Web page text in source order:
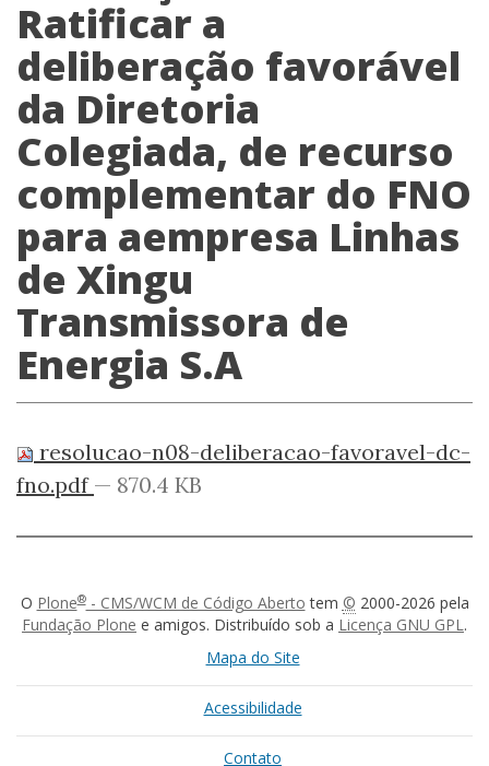
Ratificar a
deliberação favorável
da Diretoria
Colegiada, de recurso
complementar do FNO
para aempresa Linhas
de Xingu
Transmissora de
Energia S.A
resolucao-n08-deliberacao-favoravel-dc-
fno.pdf — 870.4 KB
O Plone®- CMS/WCM de Código Aberto tem © 2000-2026 pela
Fundação Plone e amigos. Distribuído sob a Licença GNU GPL.
Mapa do Site
Acessibilidade
Contato